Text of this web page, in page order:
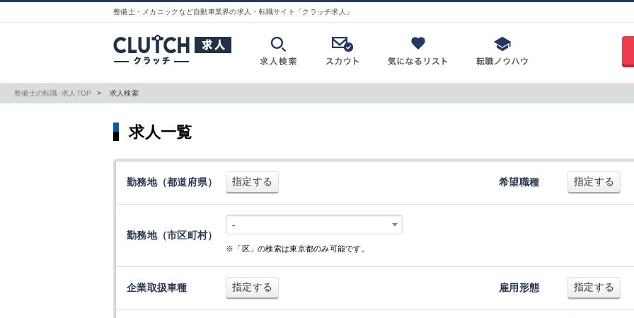
整備士・メカニックなど自動車業界の求人・転職サイト「クラッチ求人」
整備士の転職･求人TOP 求人検索
求人一覧
勤務地（都道府県） 指定する 希望職種 指定する
勤務地（市区町村）
-
※「区」の検索は東京都のみ可能です。
企業取扱車種 指定する 雇用形態 指定する